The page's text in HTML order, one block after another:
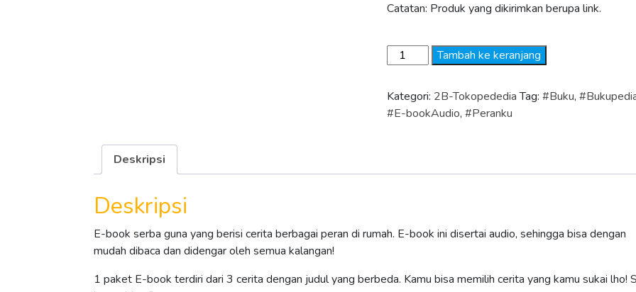
Catatan: Produk yang dikirimkan berupa link.
Kuantitas
Bukupedia
Paket
F
Tambah ke keranjang
Kategori: 2B-Tokopededia Tag:#Buku,
#E-bookAudio,#Peranku
Deskripsi
Deskripsi
E-book serba guna yang berisi cerita berbagai peran di rumah. E-book ini disertai audio, sehingga bisa dengan
mudah dibaca dan didengar oleh semua kalangan!
1 paket E-book terdiri dari 3 cerita dengan judul yang berbeda. Kamu bisa memilih cerita yang kamu sukai lho!